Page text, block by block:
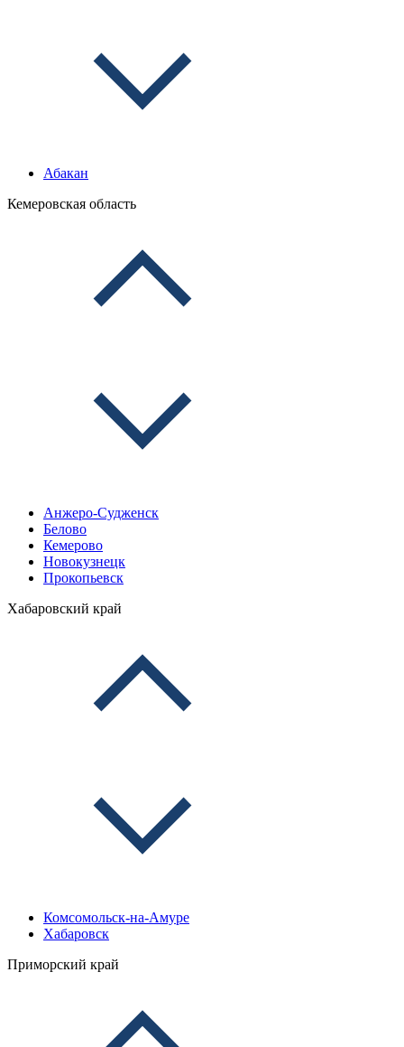
Абакан
Кемеровская область
Анжеро-Судженск
Белово
Кемерово
Новокузнецк
Прокопьевск
Хабаровский край
Комсомольск-на-Амуре
Хабаровск
Приморский край